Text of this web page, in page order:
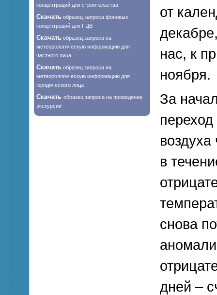
концентраций для строительства
Скачать образец запроса фоновых
концентраций для ПДВ
Скачать образец запроса на
метеорологическую информацию для
частного лица
Скачать образец запроса на
метеорологическую информацию для
юридического лица
Скачать образец запроса на проведение
экскурсии
от
нас, к
ноября.
За
в
снова
дней –